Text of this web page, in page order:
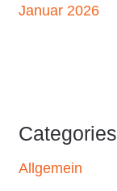
Januar 2026
Categories
Allgemein